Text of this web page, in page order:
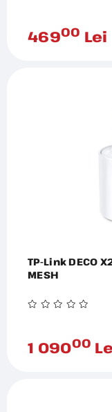
46900 Lei
TP-Link DECO
MESH
1 09000